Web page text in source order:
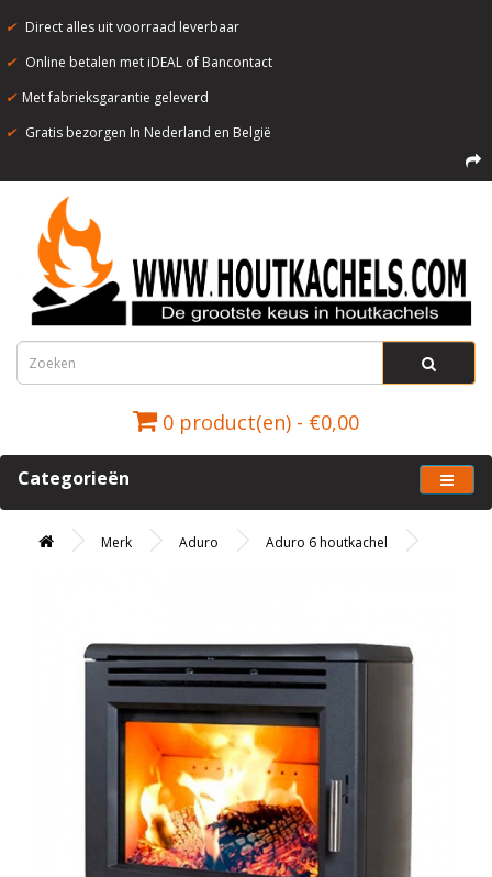
✔ Direct alles uit voorraad leverbaar
✔ Online betalen met iDEAL of Bancontact
✔ Met fabrieksgarantie geleverd
✔ Gratis bezorgen In Nederland en België
0 product(en) - €0,00
Categorieën
Merk Aduro Aduro 6 houtkachel